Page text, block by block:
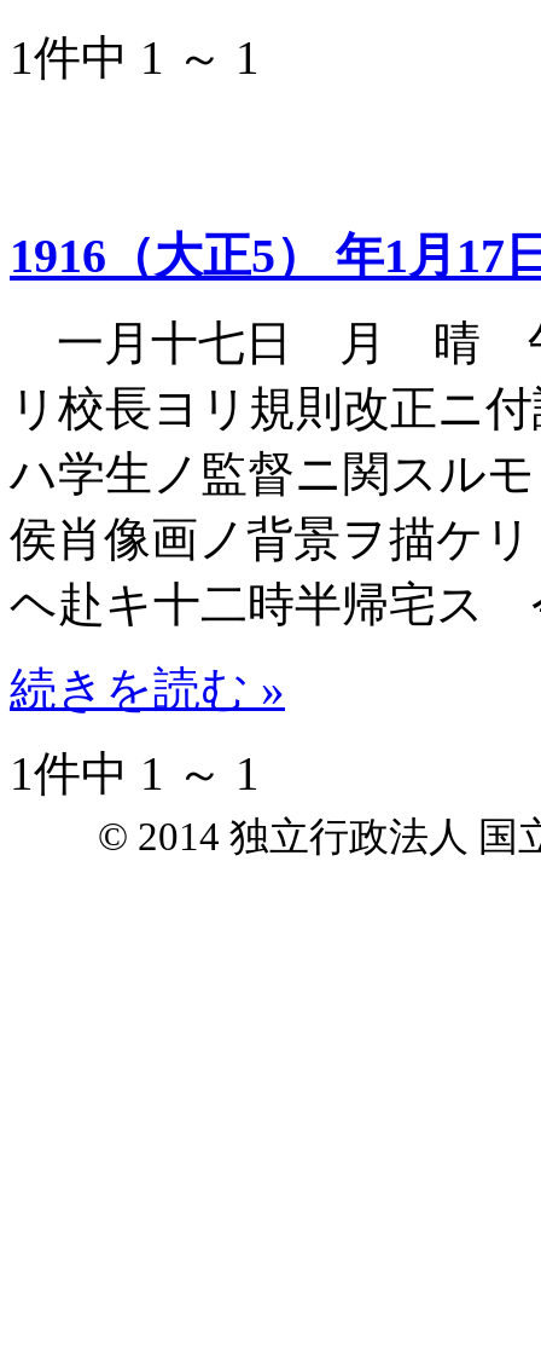
1件中 1 ～ 1
1916（大正5） 年1月17
一月十七日 月 晴
リ校長ヨリ規則改正ニ
ハ学生ノ監督ニ関スル
侯肖像画ノ背景ヲ描ケ
ヘ赴キ十二時半帰宅ス
続きを読む »
1件中 1 ～ 1
© 2014 独立行政法人 国